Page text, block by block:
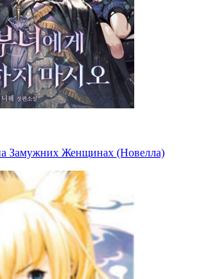
Замужних Женщинах (Новелла)